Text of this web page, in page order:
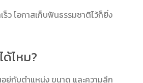
ร็ว โอกาสเก็บฟันธรรมชาติไว้ก็ยิ่ง
ด้ไหม?
ยู่กับตำแหน่ง ขนาด และความลึก